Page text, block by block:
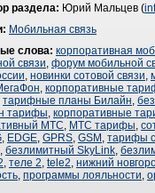
раздела: Юрий Мальцев (
Мобильная связь
слова: корпоративная
связи, форум мобильной
, новинки сотовой связи,
, корпоративные
тарифные планы Билайн,
тарифы, корпоративные
МТС, МТС тарифы,
, EDGE, GPRS, GSM , тарифы
, безлимитный SkyLink,
, теле 2, tele2, нижний
, программы лояльности,